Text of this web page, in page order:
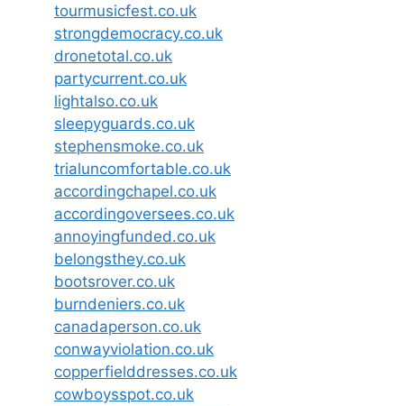
tourmusicfest.co.uk
strongdemocracy.co.uk
dronetotal.co.uk
partycurrent.co.uk
lightalso.co.uk
sleepyguards.co.uk
stephensmoke.co.uk
trialuncomfortable.co.uk
accordingchapel.co.uk
accordingoversees.co.uk
annoyingfunded.co.uk
belongsthey.co.uk
bootsrover.co.uk
burndeniers.co.uk
canadaperson.co.uk
conwayviolation.co.uk
copperfielddresses.co.uk
cowboysspot.co.uk